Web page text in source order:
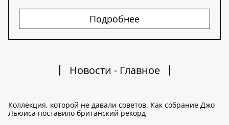
Подробнее
Новости - Главное
Коллекция, которой не давали советов. Как собрание Джо
Льюиса поставило британский рекорд